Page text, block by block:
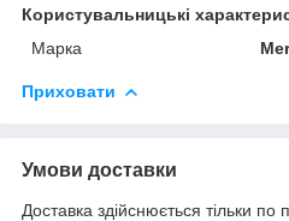
Користувальницькі
Марка
Приховати
Умови доставки
Доставка здійснюється тільки по